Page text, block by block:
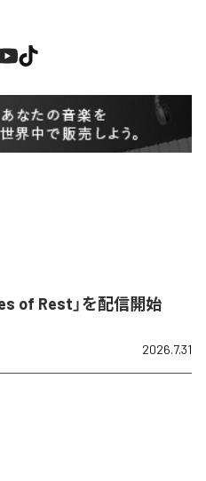
of Rest」を配信開始
2026.7.31